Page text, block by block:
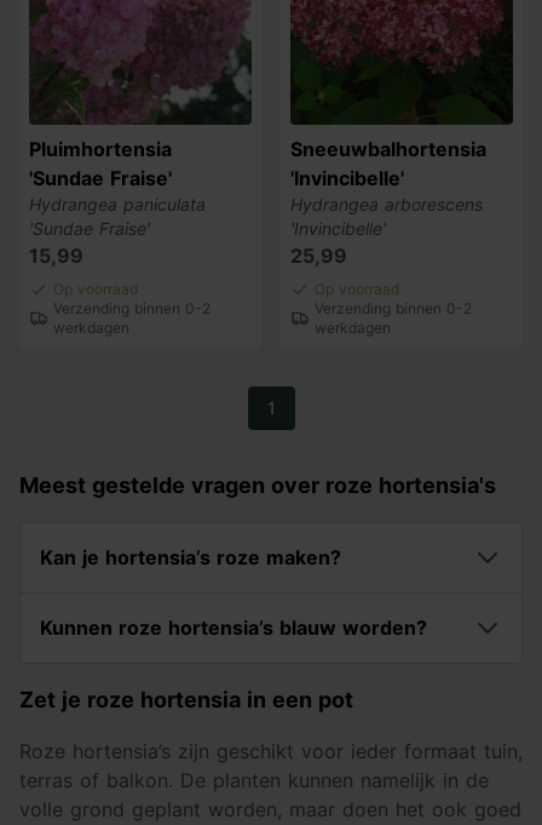
Pluimhortensia
'Sundae Fraise'
Hydrangea paniculata
'Sundae Fraise'
15,99
Op voorraad
Verzending binnen 0-2
werkdagen
Sneeuwbalhortensia
'Invincibelle'
Hydrangea arborescens
'Invincibelle'
25,99
Op voorraad
Verzending binnen 0-2
werkdagen
1
Meest gestelde vragen over roze hortensia's
Kan je hortensia’s roze maken?
Kunnen roze hortensia’s blauw worden?
Zet je roze hortensia in een pot
Roze hortensia’s zijn geschikt voor ieder formaat tuin,
terras of balkon. De planten kunnen namelijk in de
volle grond geplant worden, maar doen het ook goed